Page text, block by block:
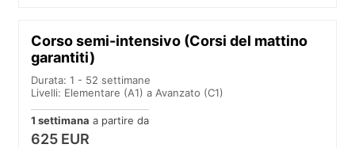
Corso semi-intensivo (Corsi del mattino
garantiti)
Durata: 1 - 52 settimane
Livelli: Elementare (A1) a Avanzato (C1)
1 settimana a partire da
625 EUR